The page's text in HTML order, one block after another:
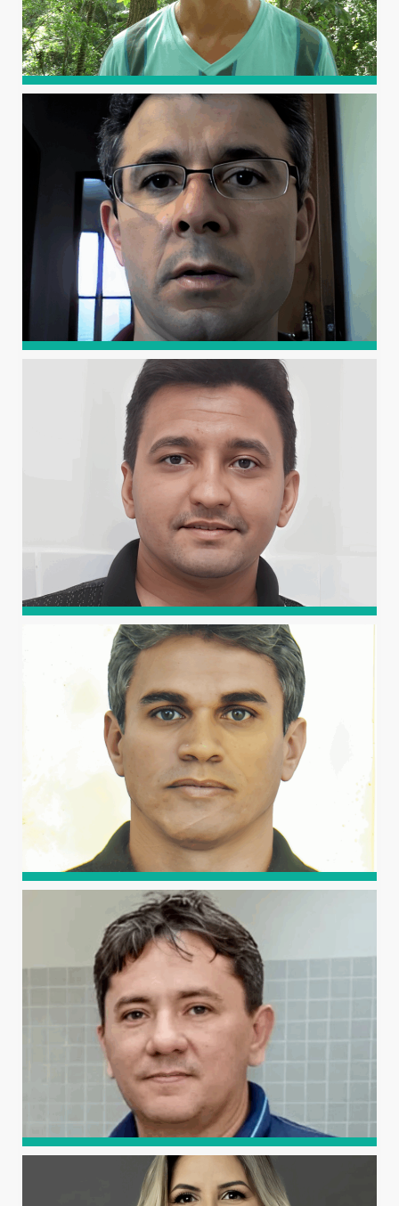
CLEYTON DOS SANTOS
FERNANDES
Possui graduação em Agronomia, mestrado em Manejo
de Solo e Água e doutorado em Fitotecnia, todos pela
UFERSA.
SUEDÊMIO DE LIMA SILVA
Professor Associado IV da UFERSA, possui graduação em
Física (UEPB) e Engenharia Agrícola (UFPB), mestrado e
doutorado em Agronomia com ênfase em Energia na
Agricultura pela UNESP.
FRANCISCO VANIES DA
SILVA SÁ
Professor da UEPB, possui graduação em Agronomia
(UFCG), mestrado em Manejo de Solo e Água (UFERSA),
doutorado em Engenharia Agrícola (UFCG) e doutorado
em Fitotecnia (UFERSA).
MIGUEL FERREIRA NETO
Professor Titular da UFERSA, possui graduação em
Engenharia Agronômica (UFERSA), mestrado em
Engenharia Agrícola (UFPB), doutorado em Irrigação e
Drenagem (ESALQ/USP) e pós-doutorado em Fisiologia
Vegetal (UFC).
FRANCISCO VALFISIO DA